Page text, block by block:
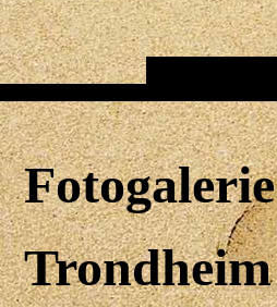
Fotogalerie
Trondheim